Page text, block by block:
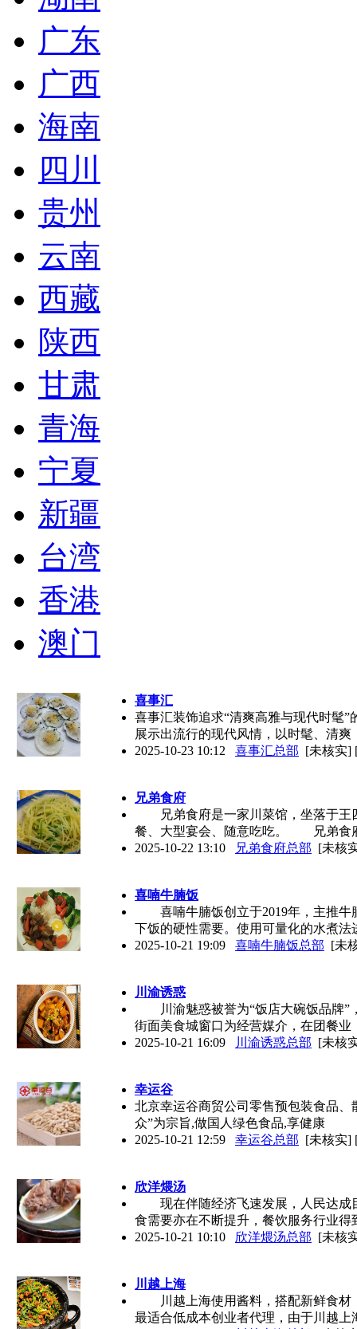
广东
广西
海南
四川
贵州
云南
西藏
陕西
甘肃
青海
宁夏
新疆
台湾
香港
澳门
喜事汇
喜事汇装饰追求“清爽高雅与现代时髦
展示出流行的现代风情，以时髦、清爽
2025-10-23 10:12
喜事汇总部 [未核实]
兄弟食府
兄弟食府是一家川菜馆，坐落于王
餐、大型宴会、随意吃吃。 兄弟食
2025-10-22 13:10
兄弟食府总部 [未核
喜喃牛腩饭
喜喃牛腩饭创立于2019年，主推牛
下饭的硬性需要。使用可量化的水煮法
2025-10-21 19:09
喜喃牛腩饭总部 [未
川渝诱惑
川渝魅惑被誉为“饭店大碗饭品牌”
街面美食城窗口为经营媒介，在团餐业
2025-10-21 16:09
川渝诱惑总部 [未核
幸运谷
北京幸运谷商贸公司零售预包装食品、
众”为宗旨,做国人绿色食品,享健康
2025-10-21 12:59
幸运谷总部 [未核实]
欣洋煨汤
现在伴随经济飞速发展，人民达成
食需要亦在不断提升，餐饮服务行业得
2025-10-21 10:10
欣洋煨汤总部 [未核
川越上海
川越上海使用酱料，搭配新鲜食材
最适合低成本创业者代理，由于川越上